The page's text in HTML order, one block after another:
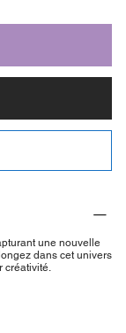
une nouvelle
dans cet univers